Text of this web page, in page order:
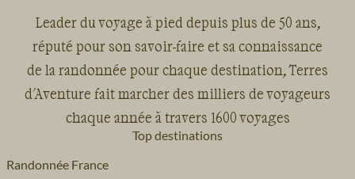
Leader du voyage à pied depuis plus de 50 ans,
réputé pour son savoir-faire et sa connaissance
de la randonnée pour chaque destination, Terres
d'Aventure fait marcher des milliers de voyageurs
chaque année à travers 1600 voyages
Top destinations
Randonnée France